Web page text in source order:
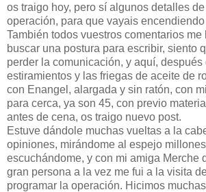
os traigo hoy, pero sí algunos detalles
operación, para que vayais
También todos vuestros comentarios me
buscar una postura para escribir, siento
perder la comunicación, y aquí,
estiramientos y las friegas de aceite de
con Enangel, alargada y sin ratón, con
para cerca, ya son 45, con previo
antes de cena, os traigo nuevo post.
Estuve dándole muchas vueltas a la
opiniones, mirándome al espejo
escuchándome, y con mi amiga Merche
gran persona a la vez me fui a la visita
programar la operación. Hicimos